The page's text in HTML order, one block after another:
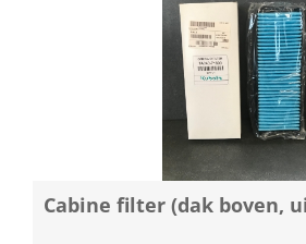
Cabine filter (dak boven,